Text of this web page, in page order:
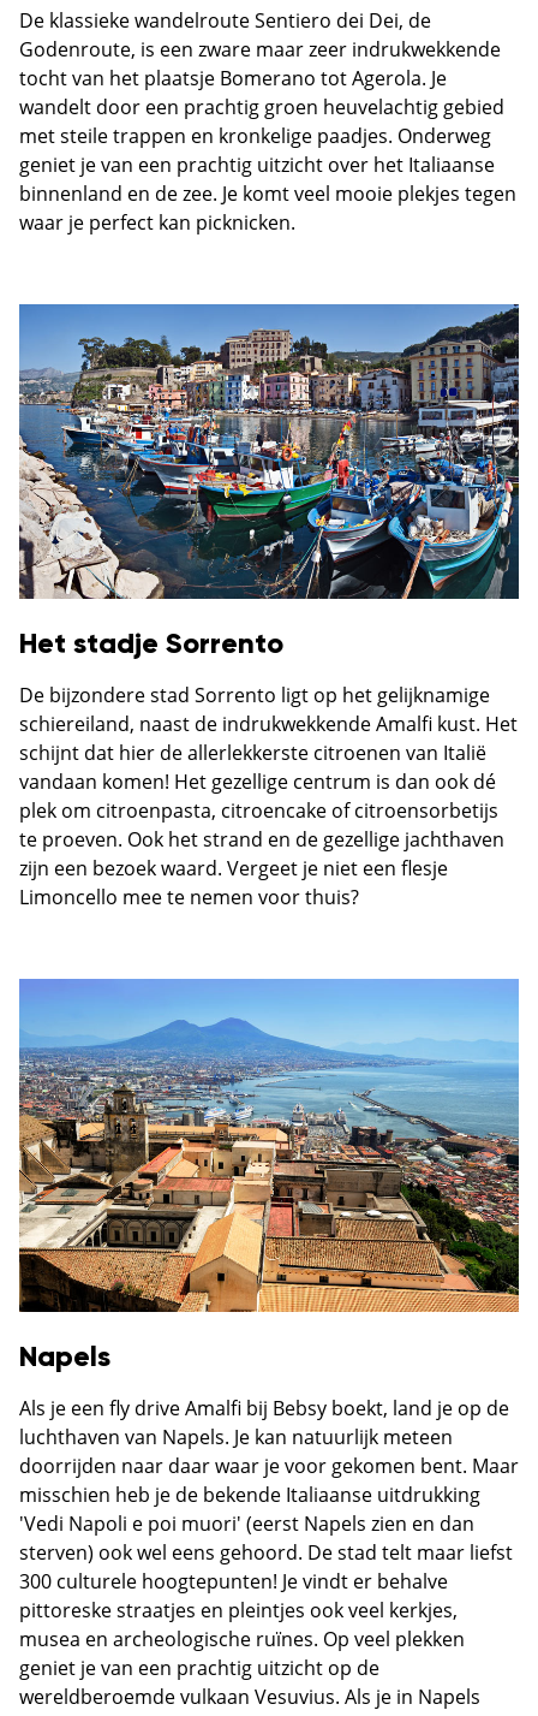
De klassieke wandelroute Sentiero dei Dei, de
Godenroute, is een zware maar zeer indrukwekkende
tocht van het plaatsje Bomerano tot Agerola. Je
wandelt door een prachtig groen heuvelachtig gebied
met steile trappen en kronkelige paadjes. Onderweg
geniet je van een prachtig uitzicht over het Italiaanse
binnenland en de zee. Je komt veel mooie plekjes tegen
waar je perfect kan picknicken.
Het stadje Sorrento
De bijzondere stad Sorrento ligt op het gelijknamige
schiereiland, naast de indrukwekkende Amalfi kust. Het
schijnt dat hier de allerlekkerste citroenen van Italië
vandaan komen! Het gezellige centrum is dan ook dé
plek om citroenpasta, citroencake of citroensorbetijs
te proeven. Ook het strand en de gezellige jachthaven
zijn een bezoek waard. Vergeet je niet een flesje
Limoncello mee te nemen voor thuis?
Napels
Als je een fly drive Amalfi bij Bebsy boekt, land je op de
luchthaven van Napels. Je kan natuurlijk meteen
doorrijden naar daar waar je voor gekomen bent. Maar
misschien heb je de bekende Italiaanse uitdrukking
'Vedi Napoli e poi muori' (eerst Napels zien en dan
sterven) ook wel eens gehoord. De stad telt maar liefst
300 culturele hoogtepunten! Je vindt er behalve
pittoreske straatjes en pleintjes ook veel kerkjes,
musea en archeologische ruïnes. Op veel plekken
geniet je van een prachtig uitzicht op de
wereldberoemde vulkaan Vesuvius. Als je in Napels